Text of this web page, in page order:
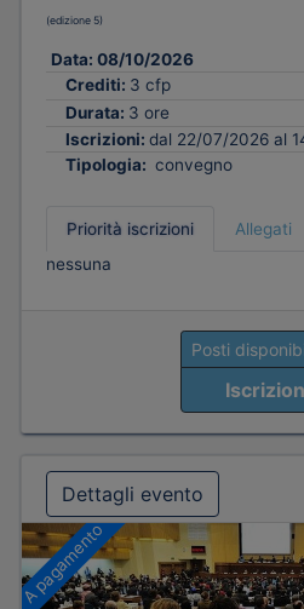
(edizione 5)
Data: 08/10/2026
Crediti: 3 cfp
Durata: 3 ore
Iscrizioni: dal 22/07/2026 al
Tipologia: convegno
Priorità iscrizioni
Allegati
nessuna
Posti
Dettagli evento
A pagamento